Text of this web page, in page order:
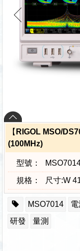
【RIGOL MSO/
(100MHz)
型號：
規格： 尺寸:W
MSO7014
研發
量測